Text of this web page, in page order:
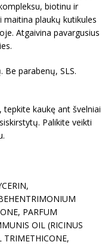
biotinu ir
maitina plaukų kutikules
Atgaivina pavargusius
Be parabenų, SLS.
kaukę ant švelniai
Palikite veikti
PARFUM
OIL (RICINUS
TRIMETHICONE,